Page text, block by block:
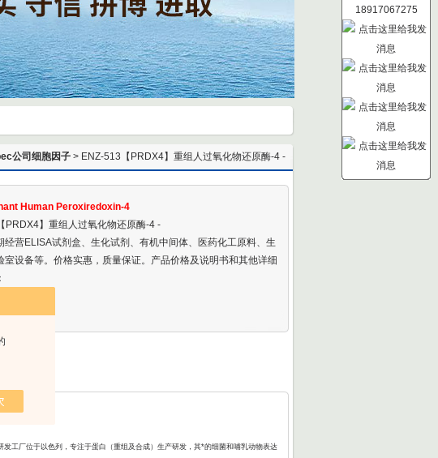
公司细胞因子 > ENZ-513【PRDX4】重组人过氧化物还原酶-4 -
Human Peroxiredoxin-4
PRDX4】重组人过氧化物还原酶-4 -
经营ELISA试剂盒、生化试剂、有机中间体、医药化工原料、生
室设备等。价格实惠，质量保证。产品价格及说明书和其他详细
工厂位于以色列，专注于蛋白（重组及合成）生产研发，其*的细菌和哺乳动物表达
18917067275